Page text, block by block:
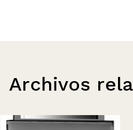
Archivos